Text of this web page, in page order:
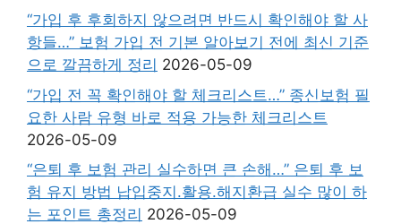
“가입 후 후회하지 않으려면 반드시 확인해야 할 사
항들…” 보험 가입 전 기본 알아보기 전에 최신 기준
으로 깔끔하게 정리 2026-05-09
“가입 전 꼭 확인해야 할 체크리스트…” 종신보험 필
요한 사람 유형 바로 적용 가능한 체크리스트
2026-05-09
“은퇴 후 보험 관리 실수하면 큰 손해…” 은퇴 후 보
험 유지 방법 납입중지.활용.해지환급 실수 많이 하
는 포인트 총정리 2026-05-09